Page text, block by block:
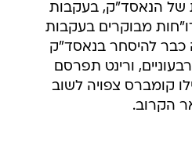
של הנאסד"ק, בעקבות
מבוקרים בעקבות
כבר להיסחר בנאסד"ק
ורינט תפרסם
קומברס צפויה לשוב
הקרוב.